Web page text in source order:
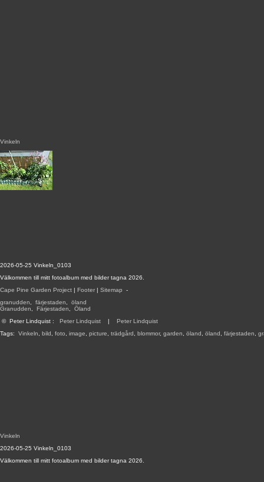
2026-05-25 Vinkeln_0103
Välkommen till mitt fotoalbum med bilder tagna 2026.
Cape Pine Garden Project | Footer | Sitemap -
granudden
färjestaden
öland
Granudden
Färjestaden
Öland
© Peter Lindquist : Peter Lindquist | Peter Lindquist
Tags: Vinkeln bild foto image picture trädgård blommor, garden öland öland färjestaden
Vinkeln
Vinkeln
2026-05-25 Vinkeln_0103
Välkommen till mitt fotoalbum med bilder tagna 2026.